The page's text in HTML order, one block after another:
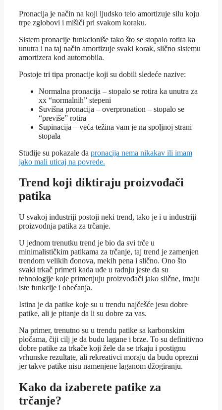
Pronacija je način na koji ljudsko telo amortizuje silu koju
trpe zglobovi i mišiči pri svakom koraku.
Sistem pronacije funkcioniše tako što se stopalo rotira ka
unutra i na taj način amortizuje svaki korak, slično sistemu
amortizera kod automobila.
Postoje tri tipa pronacije koji su dobili sledeće nazive:
Normalna pronacija – stopalo se rotira ka unutra za
xx “normalnih” stepeni
Suvišna pronacija – overpronation – stopalo se
“previše” rotira
Supinacija – veća težina vam je na spoljnoj strani
stopala
Studije su pokazale da pronacija nema nikakav ili imam
jako mali uticaj na povrede.
Trend koji diktiraju proizvođači
patika
U svakoj industriji postoji neki trend, tako je i u industriji
proizvodnja patika za trčanje.
U jednom trenutku trend je bio da svi trče u
minimalističkim patikama za trčanje, taj trend je zamenjen
trendom velikih đonova, mekih pena i slično. Ono što
svaki trkač primeti kada uđe u radnju jeste da su
tehnologije koje primenjuju proizvođači jako slične, imaju
iste funkcije i obećanja.
Istina je da patike koje su u trendu najčešće jesu dobre
patike, ali je pitanje da li su dobre za vas.
Na primer, trenutno su u trendu patike sa karbonskim
pločama, čiji cilj je da budu lagane i brze. To su definitivno
dobre patike za trkače koji žele da se trkaju i postignu
vrhunske rezultate, ali rekreativci moraju da budu oprezni
jer takve patike nisu namenjene laganom džogiranju.
Kako da izaberete patike za
trčanje?